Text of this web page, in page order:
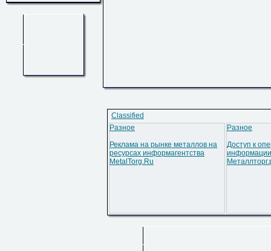
Classified
Разное
Реклама на рынке металлов на
ресурсах информагентства
MetalTorg.Ru
Разное
Доступ к